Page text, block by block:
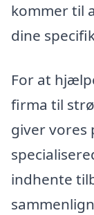
kommer til
dine
For at
firma til
giver vores
indhente